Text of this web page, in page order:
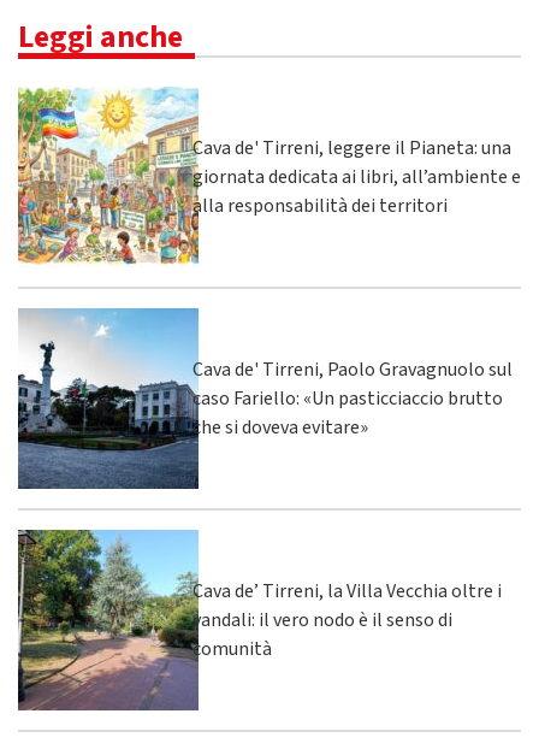
Leggi anche
Cava de' Tirreni, leggere il Pianeta: una
giornata dedicata ai libri, all’ambiente e
alla responsabilità dei territori
Cava de' Tirreni, Paolo Gravagnuolo sul
caso Fariello: «Un pasticciaccio brutto
che si doveva evitare»
Cava de’ Tirreni, la Villa Vecchia oltre i
vandali: il vero nodo è il senso di
comunità